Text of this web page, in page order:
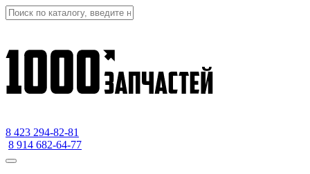
8 423 294-82-81
8 914 682-64-77